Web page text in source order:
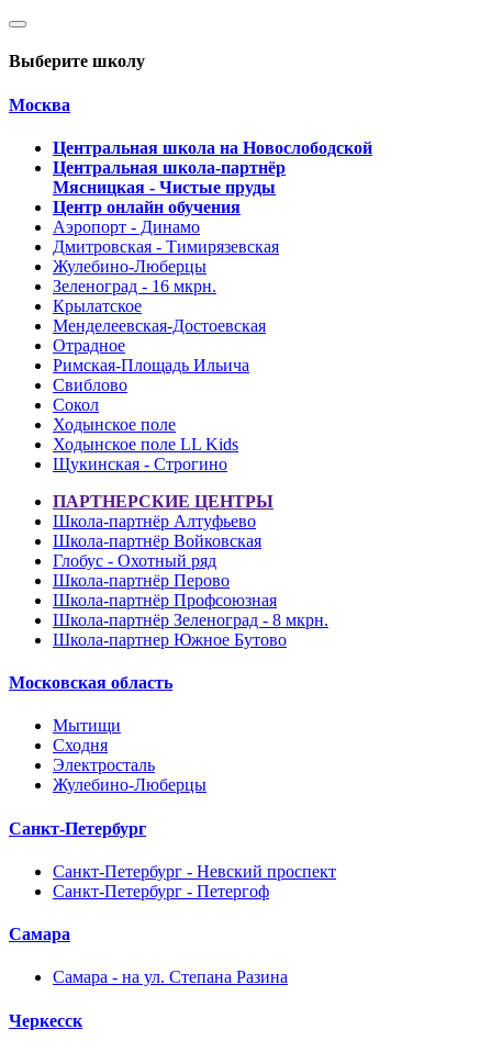
Выберите школу
Москва
Центральная школа на Новослободской
Центральная школа-партнёр
Мясницкая - Чистые пруды
Центр онлайн обучения
Аэропорт - Динамо
Дмитровская - Тимирязевская
Жулебино-Люберцы
Зеленоград - 16 мкрн.
Крылатское
Менделеевская-Достоевская
Отрадное
Римская-Площадь Ильича
Свиблово
Сокол
Ходынское поле
Ходынское поле LL Kids
Щукинская - Строгино
ПАРТНЕРСКИЕ ЦЕНТРЫ
Школа-партнёр Алтуфьево
Школа-партнёр Войковская
Глобус - Охотный ряд
Школа-партнёр Перово
Школа-партнёр Профсоюзная
Школа-партнёр Зеленоград - 8 мкрн.
Школа-партнер Южное Бутово
Московская область
Мытищи
Сходня
Электросталь
Жулебино-Люберцы
Санкт-Петербург
Санкт-Петербург - Невский проспект
Санкт-Петербург - Петергоф
Самара
Самара - на ул. Степана Разина
Черкесск